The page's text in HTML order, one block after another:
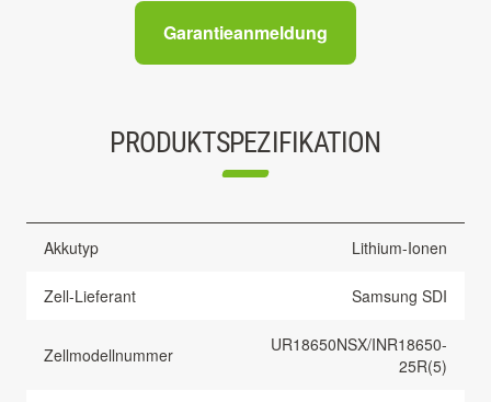
Garantieanmeldung
PRODUKTSPEZIFIKATION
Akkutyp Lithium-Ionen
Zell-Lieferant Samsung SDI
Zellmodellnummer
UR18650NSX/INR18650-
25R(5)